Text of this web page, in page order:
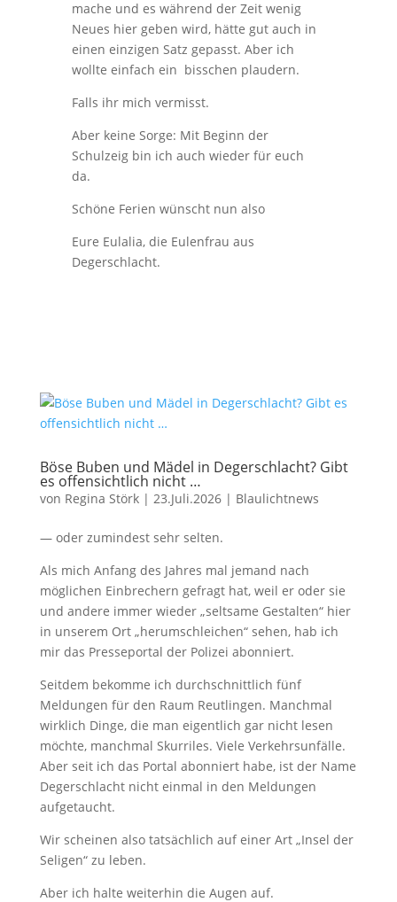
mache und es während der Zeit wenig
Neues hier geben wird, hätte gut auch in
einen einzigen Satz gepasst. Aber ich
wollte einfach ein bisschen plaudern.
Falls ihr mich vermisst.
Aber keine Sorge: Mit Beginn der
Schulzeig bin ich auch wieder für euch
da.
Schöne Ferien wünscht nun also
Eure Eulalia, die Eulenfrau aus
Degerschlacht.
Böse Buben und Mädel in Degerschlacht? Gibt
es offensichtlich nicht …
von Regina Störk| 23.Juli.2026| Blaulichtnews
— oder zumindest sehr selten.
Als mich Anfang des Jahres mal jemand nach
möglichen Einbrechern gefragt hat, weil er oder sie
und andere immer wieder „seltsame Gestalten“ hier
in unserem Ort „herumschleichen“ sehen, hab ich
mir das Presseportal der Polizei abonniert.
Seitdem bekomme ich durchschnittlich fünf
Meldungen für den Raum Reutlingen. Manchmal
wirklich Dinge, die man eigentlich gar nicht lesen
möchte, manchmal Skurriles. Viele Verkehrsunfälle.
Aber seit ich das Portal abonniert habe, ist der Name
Degerschlacht nicht einmal in den Meldungen
aufgetaucht.
Wir scheinen also tatsächlich auf einer Art „Insel der
Seligen“ zu leben.
Aber ich halte weiterhin die Augen auf.